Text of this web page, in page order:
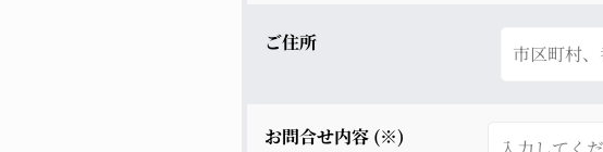
ご住所
お問合せ内容 (※)